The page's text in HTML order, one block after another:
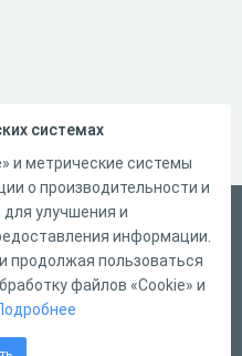
системах
и метрические системы
о производительности и
улучшения и
информации.
продолжая пользоваться
файлов «Cookie» и